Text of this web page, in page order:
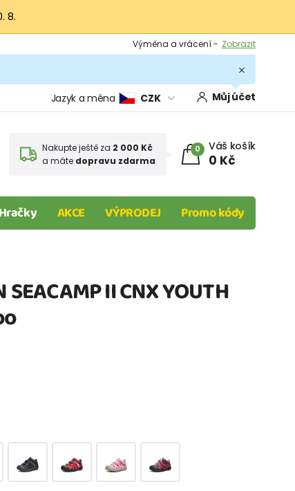
8.
Výměna a vrácení - Zobrazit
Podmínky
Jazyk a měna CZK Můj účet
Nakupte ještě za 2 000 Kč
a máte dopravu zdarma
0 Váš košík
0 Kč
Hračky AKCE VÝPRODEJ Promo kódy
II CNX YOUTH